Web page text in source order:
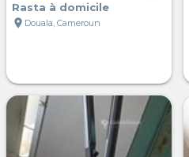
Rasta à domicile
location_on Douala, Cameroun